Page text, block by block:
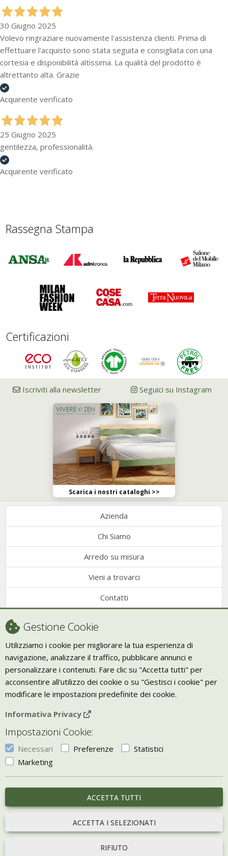
30 Giugno 2025
Volevo ringraziare nuovamente l'assistenza clienti. Prima di
effettuare l'acquisto sono stata seguita e consigliata con una
cortesia e disponibilità altissima. La qualità del prodotto è
altrettanto alta. Grazie
Acquirente verificato
25 Giugno 2025
gentilezza, professionalità.
Acquirente verificato
Rassegna Stampa
Certificazioni
Iscriviti alla newsletter Seguici su Instagram
Scarica i nostri cataloghi >>
Azienda
Chi Siamo
Arredo su misura
Vieni a trovarci
Contatti
Trasporto
Giornale Bio
Bio Arredamento
Vivere Zen è un marchio di Uketis srls
p.iva IT06473130828
Gestisci i Cookie
portale sviluppato conBill e-commerce
Gestione Cookie
Utilizziamo i cookie per migliorare la tua esperienza di
navigazione, analizzare il traffico, pubblicare annunci e
personalizzare i contenuti. Fare clic su "Accetta tutti" per
acconsentire all'utilizzo dei cookie o su "Gestisci i cookie" per
modificare le impostazioni predefinite dei cookie.
Informativa Privacy
Impostazioni Cookie:
Necessari Preferenze
Statistici
Marketing
ACCETTA TUTTI
ACCETTA I SELEZIONATI
RIFIUTO